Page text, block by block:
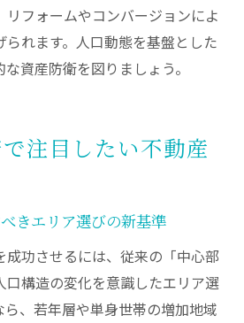
リフォームやコンバージョンによ
られます。人口動態を基盤とした
資産防衛を図りましょう。
注目したい不動産
きエリア選びの新基準
成功させるには、従来の「中心部
口構造の変化を意識したエリア選
、若年層や単身世帯の増加地域